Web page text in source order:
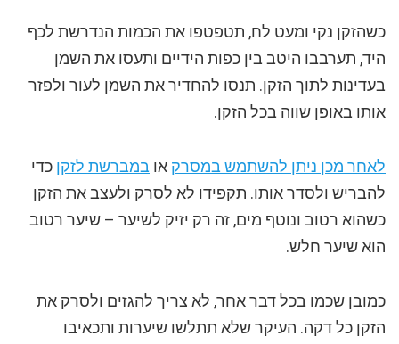
כשהזקן נקי ומעט לח, תטפטפו את הכמות הנדרשת לכף
היד, תערבבו היטב בין כפות הידיים ותעסו את השמן
בעדינות לתוך הזקן. תנסו להחדיר את השמן לעור ולפזר
אותו באופן שווה בכל הזקן.
לאחר מכן ניתן להשתמש במסרק או במברשת לזקן כדי
להבריש ולסדר אותו. תקפידו לא לסרק ולעצב את הזקן
כשהוא רטוב ונוטף מים, זה רק יזיק לשיער – שיער רטוב
הוא שיער חלש.
כמובן שכמו בכל דבר אחר, לא צריך להגזים ולסרק את
הזקן כל דקה. העיקר שלא תתלשו שיערות ותכאיבו